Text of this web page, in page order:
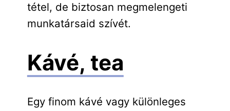
tétel, de biztosan megmelengeti
munkatársaid szívét.
Kávé, tea
Egy finom kávé vagy különleges